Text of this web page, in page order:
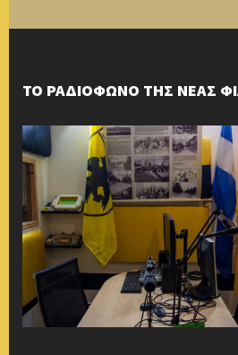
ΤΟ ΡΑΔΙΟΦΩΝΟ ΤΗΣ ΝΕΑΣ